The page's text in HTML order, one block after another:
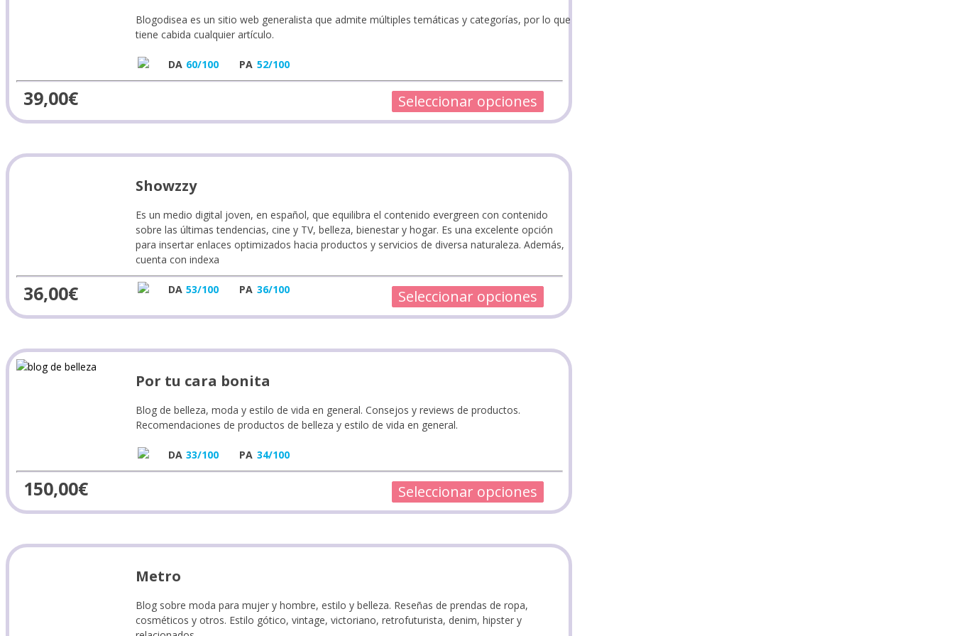
Blogodisea es un sitio web generalista que admite múltiples temáticas y categorías, por lo que
tiene cabida cualquier artículo.
DA 60/100 PA 52/100
39,00€ Seleccionar opciones
Showzzy
Es un medio digital joven, en español, que equilibra el contenido evergreen con contenido
sobre las últimas tendencias, cine y TV, belleza, bienestar y hogar. Es una excelente opción
para insertar enlaces optimizados hacia productos y servicios de diversa naturaleza. Además,
cuenta con indexa
DA 53/100 PA 36/100
36,00€ Seleccionar opciones
Por tu cara bonita
Blog de belleza, moda y estilo de vida en general. Consejos y reviews de productos.
Recomendaciones de productos de belleza y estilo de vida en general.
DA 33/100 PA 34/100
150,00€ Seleccionar opciones
Metro
Blog sobre moda para mujer y hombre, estilo y belleza. Reseñas de prendas de ropa,
cosméticos y otros. Estilo gótico, vintage, victoriano, retrofuturista, denim, hipster y